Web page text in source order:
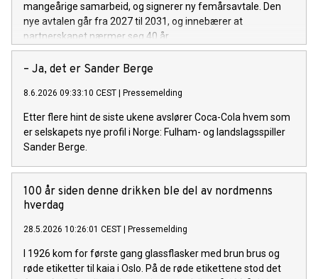
mangeårige samarbeid, og signerer ny femårsavtale. Den
nye avtalen går fra 2027 til 2031, og innebærer at
partnerskapet nærmer seg 40 år.
– Ja, det er Sander Berge
8.6.2026 09:33:10 CEST Pressemelding
Etter flere hint de siste ukene avslører Coca-Cola hvem som
er selskapets nye profil i Norge: Fulham- og landslagsspiller
Sander Berge.
100 år siden denne drikken ble del av nordmenns
hverdag
28.5.2026 10:26:01 CEST Pressemelding
I 1926 kom for første gang glassflasker med brun brus og
røde etiketter til kaia i Oslo. På de røde etikettene stod det